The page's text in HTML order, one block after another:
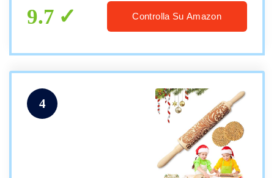
9.7 Controlla Su Amazon
4